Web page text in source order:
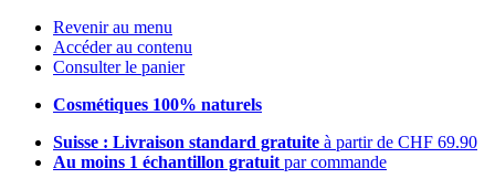
Revenir au menu
Accéder au contenu
Consulter le panier
Cosmétiques 100% naturels
Suisse : Livraison standard gratuite à partir de CHF 69.90
Au moins 1 échantillon gratuit par commande